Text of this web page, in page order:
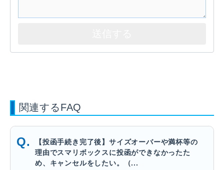
関連するFAQ
【投函手続き完了後】サイズオーバーや満杯等の
理由でスマリボックスに投函ができなかったた
め、キャンセルをしたい。（...